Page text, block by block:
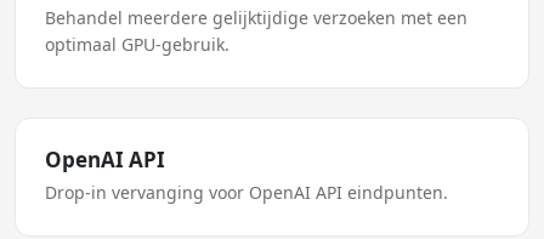
Behandel meerdere gelijktijdige verzoeken met een
optimaal GPU-gebruik.
OpenAI API
Drop-in vervanging voor OpenAI API eindpunten.